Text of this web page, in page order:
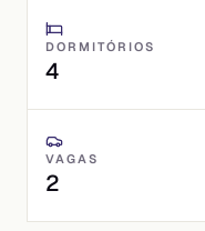
DORMITÓRIOS
4
VAGAS
2